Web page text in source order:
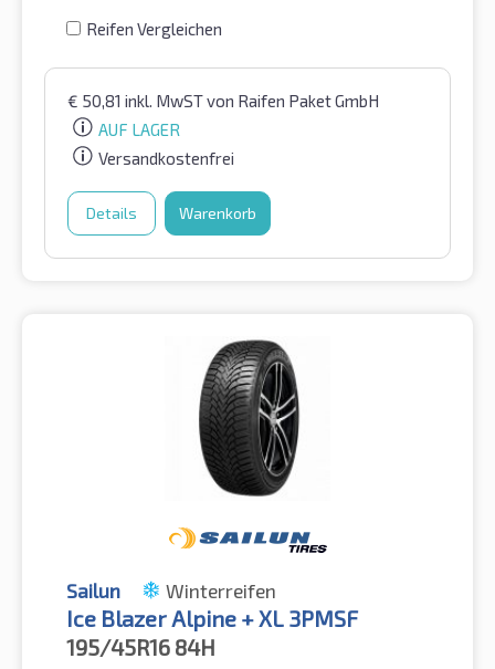
Reifen Vergleichen
€ 50,81 inkl. MwSTvon Raifen Paket GmbH
AUF LAGER
Versandkostenfrei
Details Warenkorb
Sailun Winterreifen
Ice Blazer Alpine + XL 3PMSF
195/45R16 84H